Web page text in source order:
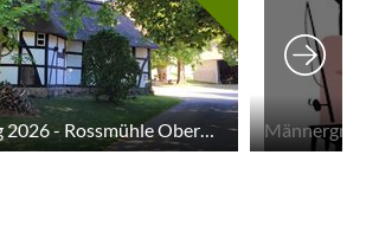
Kreismühlentag 2026 - Rossmühle Oberbauerschaft